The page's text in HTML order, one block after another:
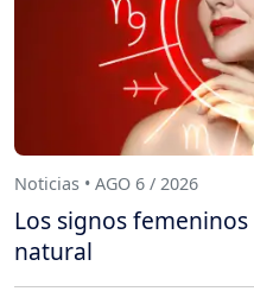
Noticias • AGO 6 / 2026
Los signos
natural